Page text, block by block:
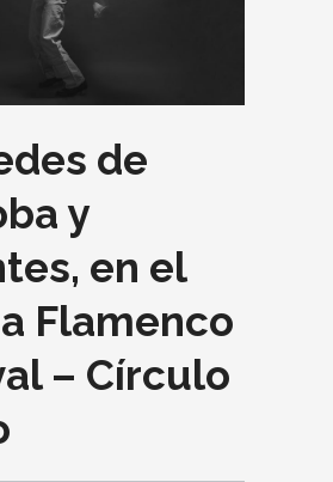
de
y
en el
Flamenco
– Círculo